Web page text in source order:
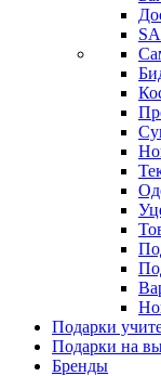
Подарки
Подарки на
Бренды